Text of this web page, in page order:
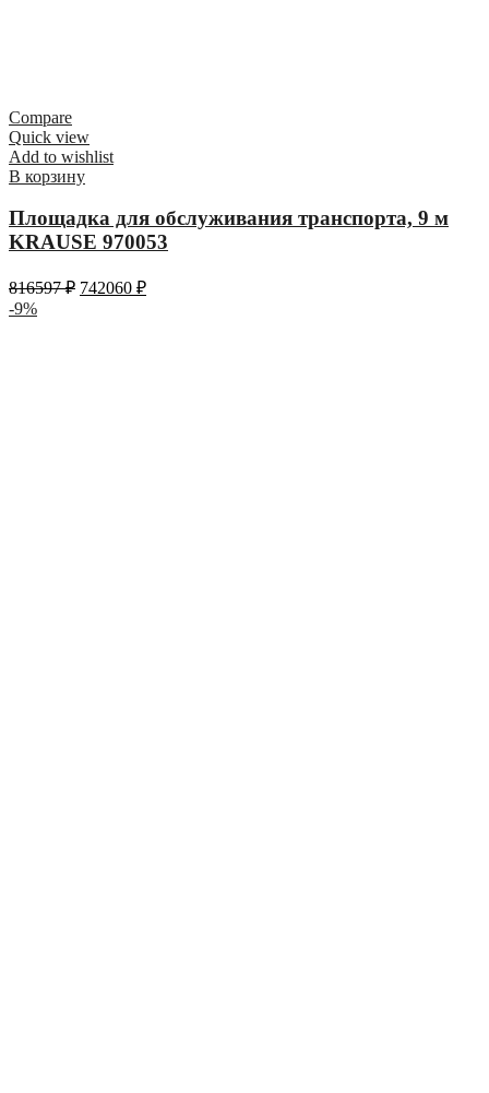
Compare
Quick view
Add to wishlist
В корзину
Площадка для обслуживания транспорта, 9 м
KRAUSE 970053
816597₽ 742060 ₽
-9%